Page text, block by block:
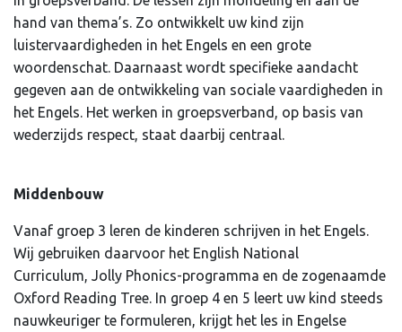
hand van thema’s. Zo ontwikkelt uw kind zijn
luistervaardigheden in het Engels en een grote
woordenschat. Daarnaast wordt specifieke aandacht
gegeven aan de ontwikkeling van sociale vaardigheden in
het Engels. Het werken in groepsverband, op basis van
wederzijds respect, staat daarbij centraal.
Middenbouw
Vanaf groep 3 leren de kinderen schrijven in het Engels.
Wij gebruiken daarvoor het English National
Curriculum, Jolly Phonics-programma en de zogenaamde
Oxford Reading Tree. In groep 4 en 5 leert uw kind steeds
nauwkeuriger te formuleren, krijgt het les in Engelse